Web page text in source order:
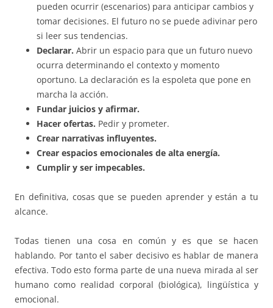
pueden ocurrir (escenarios) para anticipar cambios y
tomar decisiones. El futuro no se puede adivinar pero
si leer sus tendencias.
Declarar. Abrir un espacio para que un futuro nuevo
ocurra determinando el contexto y momento
oportuno. La declaración es la espoleta que pone en
marcha la acción.
Fundar juicios y afirmar.
Hacer ofertas. Pedir y prometer.
Crear narrativas influyentes.
Crear espacios emocionales de alta energía.
Cumplir y ser impecables.
En definitiva, cosas que se pueden aprender y están a tu
alcance.
Todas tienen una cosa en común y es que se hacen
hablando. Por tanto el saber decisivo es hablar de manera
efectiva. Todo esto forma parte de una nueva mirada al ser
humano como realidad corporal (biológica), lingüística y
emocional.